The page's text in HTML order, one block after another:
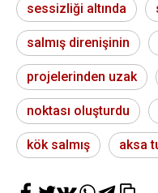
sessizliği altında
salmış direnişinin
projelerinden uzak
noktası oluşturdu
kök salmış aksa